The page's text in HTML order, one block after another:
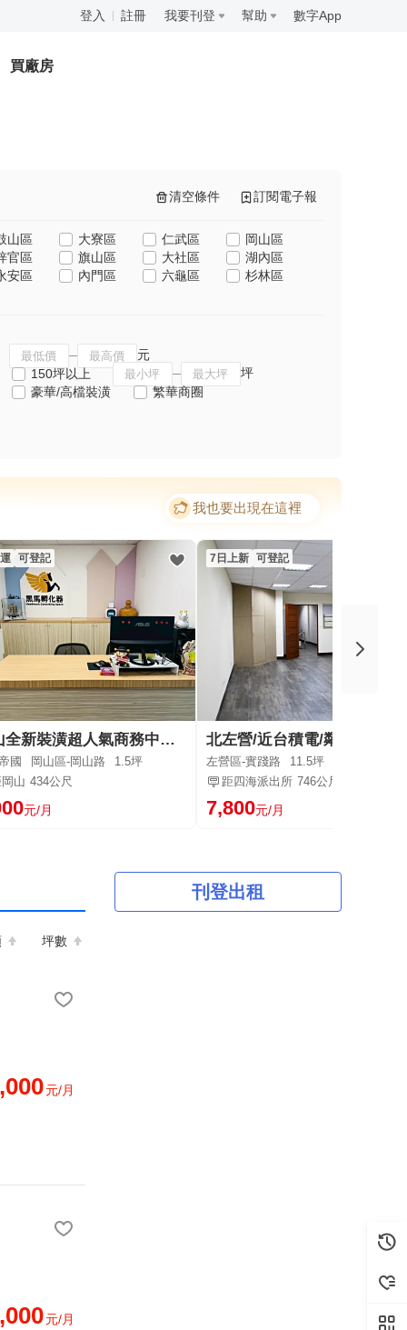
登入 註冊 我要刊登 幫助 數字App
買廠房
清空條件 訂閱電子報
山區 大寮區 仁武區
岡山區
官區 旗山區 大社區
湖內區
安區 內門區 六龜區
杉林區
元
150坪以上
坪
豪華/高檔裝潢 繁華商圈
我也要出現在這裡
可登記
岡山全新裝潢超人氣商務中心🔥|登址+辦公室優惠中💎
國 岡山區-岡山路
1.5坪
岡山 434公尺
元/月
7日上新 可登記
左營區-實踐路
11.5坪
距四海派出所 746公尺
7,800元/月
坪數
元/月
元/月
刊登出租